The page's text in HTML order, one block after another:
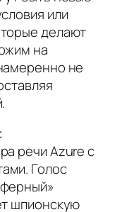
или
делают
на
не
речи Azure с
Голос
шпионскую